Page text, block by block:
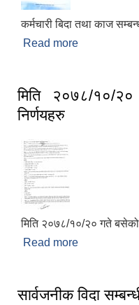
कर्मचारी बिदा तथा काज
Read more
मिति २०७८/१०/
निर्णयहरु
मिति २०७८/१०/२० गते बसेको
Read more
सार्वजनीक विदा